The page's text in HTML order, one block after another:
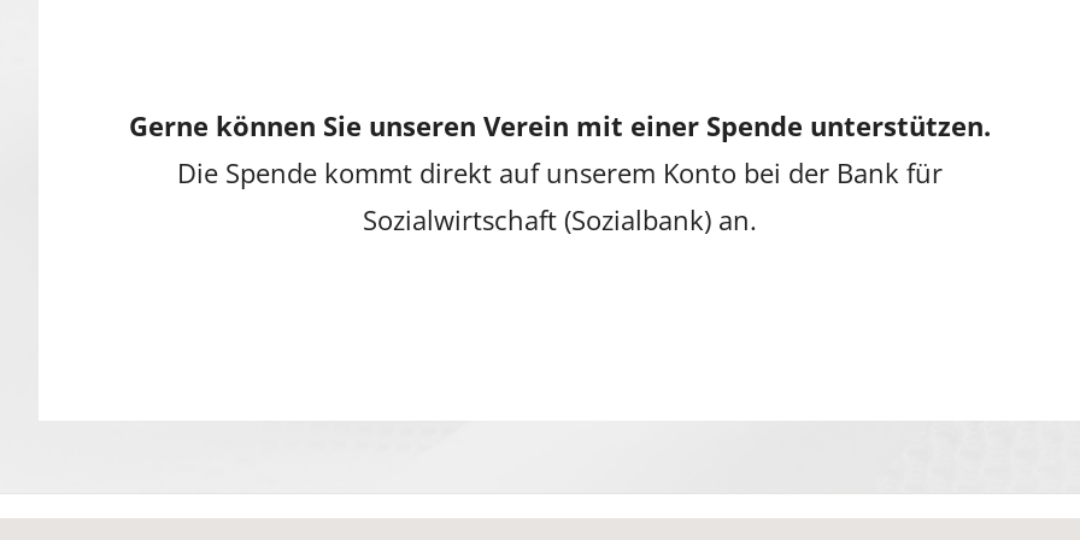
Gerne können Sie unseren Verein mit einer Spende unterstützen.
Die Spende kommt direkt auf unserem Konto bei der Bank für
Sozialwirtschaft (Sozialbank) an.